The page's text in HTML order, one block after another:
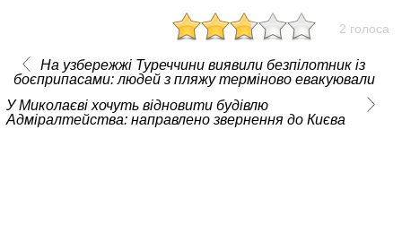
2 голоса
На узбережжі Туреччини виявили безпілотник із
боєприпасами: людей з пляжу терміново евакуювали
У Миколаєві хочуть відновити будівлю
Адміралтейства: направлено звернення до Києва